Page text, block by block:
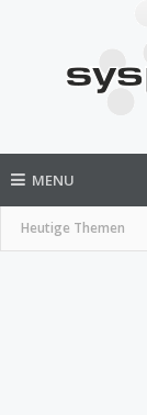
MENU
Heutige Themen